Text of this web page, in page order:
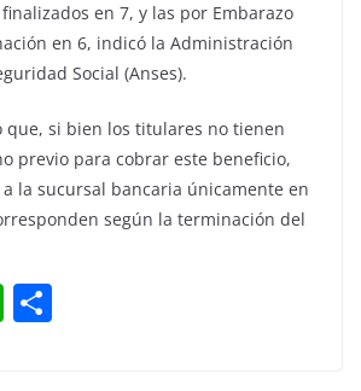
en 7, y las por Embarazo
en 6, indicó la Administración
Social (Anses).
que, si bien los titulares no tienen
previo para cobrar este beneficio,
la sucursal bancaria únicamente en
según la terminación del
W